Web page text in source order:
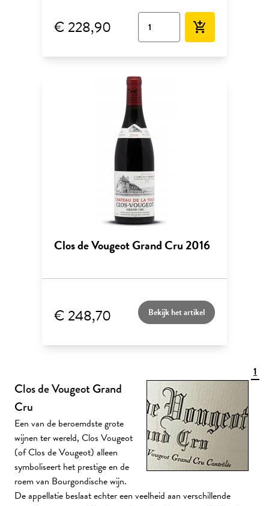
€ 228,90 add_shopping_cart
Clos de Vougeot Grand Cru 2016
€ 248,70 Bekijk het artikel
1
Clos de Vougeot Grand
Cru
Een van de beroemdste grote
wijnen ter wereld, Clos Vougeot
(of Clos de Vougeot) alleen
symboliseert het prestige en de
roem van Bourgondische wijn.
De appellatie beslaat echter een veelheid aan verschillende